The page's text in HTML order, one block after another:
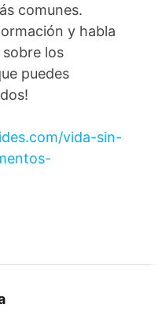
comunes.
y habla
los
puedes
vida-sin-